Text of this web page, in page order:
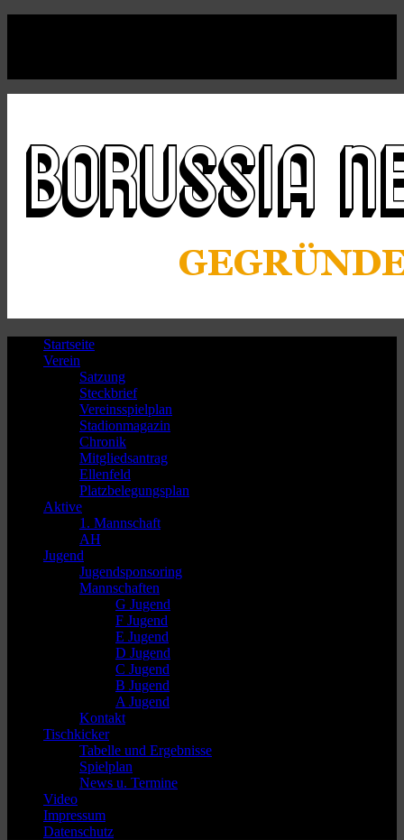
Startseite
Verein
Satzung
Steckbrief
Vereinsspielplan
Stadionmagazin
Chronik
Mitgliedsantrag
Ellenfeld
Platzbelegungsplan
Aktive
1. Mannschaft
AH
Jugend
Jugendsponsoring
Mannschaften
G Jugend
F Jugend
E Jugend
D Jugend
C Jugend
B Jugend
A Jugend
Kontakt
Tischkicker
Tabelle und Ergebnisse
Spielplan
News u. Termine
Video
Impressum
Datenschutz